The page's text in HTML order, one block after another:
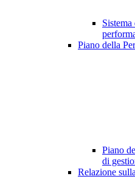
Piano della
Piano
di
Relazione